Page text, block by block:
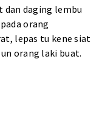
daging lembu
orang
lepas tu kene siat
orang laki buat.